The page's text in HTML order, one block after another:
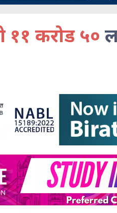
११ करोड ५०